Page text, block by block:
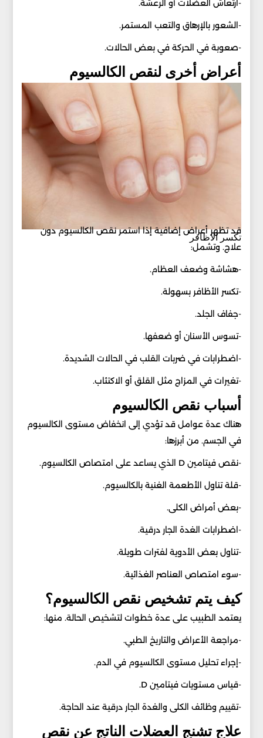
-ارتعاش العضلات أو الرعشة.
-الشعور بالإرهاق والتعب المستمر.
-صعوبة في الحركة في بعض الحالات.
أعراض أخرى لنقص الكالسيوم
تكسر الاظافر
قد تظهر أعراض إضافية إذا استمر نقص الكالسيوم دون
علاج. وتشمل:
-هشاشة وضعف العظام.
-تكسر الأظافر بسهولة.
-جفاف الجلد.
-تسوس الأسنان أو ضعفها.
-اضطرابات في ضربات القلب في الحالات الشديدة.
-تغيرات في المزاج مثل القلق أو الاكتئاب.
أسباب نقص الكالسيوم
هناك عدة عوامل قد تؤدي إلى انخفاض مستوى الكالسيوم
في الجسم. من أبرزها:
-نقص فيتامين D الذي يساعد على امتصاص الكالسيوم.
-قلة تناول الأطعمة الغنية بالكالسيوم.
-بعض أمراض الكلى.
-اضطرابات الغدة الجار درقية.
-تناول بعض الأدوية لفترات طويلة.
-سوء امتصاص العناصر الغذائية.
كيف يتم تشخيص نقص الكالسيوم؟
يعتمد الطبيب على عدة خطوات لتشخيص الحالة. منها:
-مراجعة الأعراض والتاريخ الطبي.
-إجراء تحليل مستوى الكالسيوم في الدم.
-قياس مستويات فيتامين D.
-تقييم وظائف الكلى والغدة الجار درقية عند الحاجة.
علاج تشنج العضلات الناتج عن نقص